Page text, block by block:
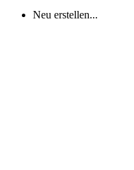
Neu erstellen...